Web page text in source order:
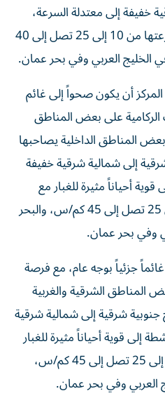
خفيفة إلى معتدلة السرعة،
تنشط أحياناً مثيرة للغبار، وسرعتها من 10 إلى 25 تصل إلى 40
العربي وفي بحر عمان.
أن يكون صحواً إلى غائم
على بعض المناطق
المناطق الداخلية يصاحبها
إلى شمالية شرقية خفيفة
أحياناً مثيرة للغبار مع
السحب، وسرعتها من 10 إلى 25 تصل إلى 45 كم/س، والبحر
وفي بحر عمان.
جزئياً بوجه عام، مع فرصة
الشرقية والغربية
شرقية إلى شمالية شرقية
إلى قوية أحياناً مثيرة للغبار
مع السحب، وسرعتها من 10 إلى 25 تصل إلى 45 كم/س،
العربي وفي بحر عمان.